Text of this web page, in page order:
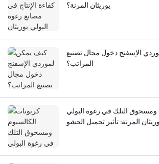
يوريثان المرنة؟
الإسفنج دخول مجال تصنيع
المراتب؟
ومسحوق التلك في رغوة البولي
المرنة: تأثير تحميل الحشو